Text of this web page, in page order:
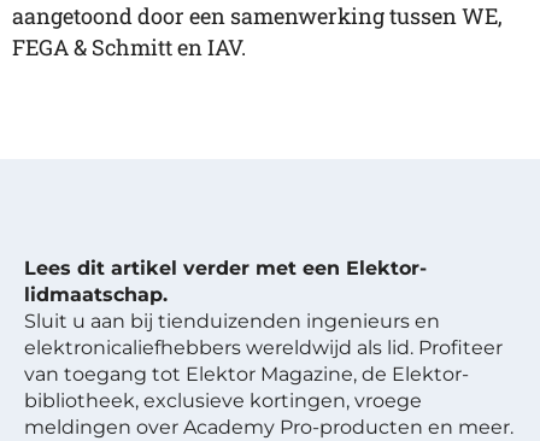
aangetoond door een samenwerking tussen WE,
FEGA & Schmitt en IAV.
Lees dit artikel verder met een Elektor-
lidmaatschap.
Sluit u aan bij tienduizenden ingenieurs en
elektronicaliefhebbers wereldwijd als lid. Profiteer
van toegang tot Elektor Magazine, de Elektor-
bibliotheek, exclusieve kortingen, vroege
meldingen over Academy Pro-producten en meer.